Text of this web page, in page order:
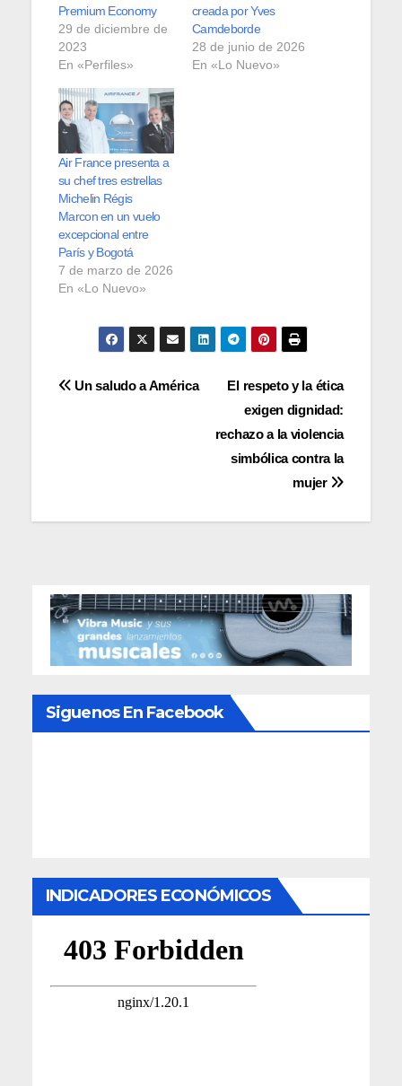
Premium Economy
29 de diciembre de
2023
En «Perfiles»
creada por Yves
Camdeborde
28 de junio de 2026
En «Lo Nuevo»
Air France presenta a
su chef tres estrellas
Michelin Régis
Marcon en un vuelo
excepcional entre
París y Bogotá
7 de marzo de 2026
En «Lo Nuevo»
Navegación
El respeto y la ética
exigen dignidad:
rechazo a la violencia
simbólica contra la
mujer
Un saludo a América
Siguenos En Facebook
INDICADORES ECONÓMICOS